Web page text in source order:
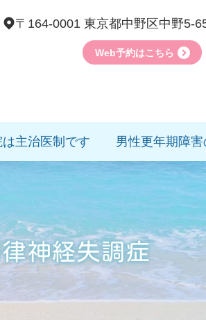
〒164-0001 東京都中野区中野5-
Web予約はこちら 
は主治医制です 男性更年期障害
神経失調症